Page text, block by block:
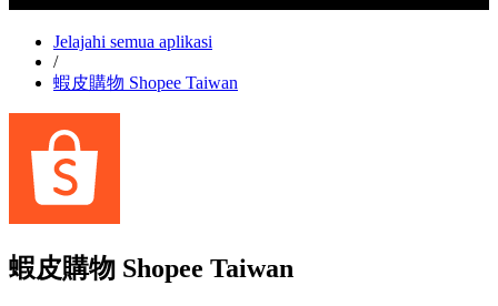
Jelajahi semua aplikasi
/
蝦皮購物 Shopee Taiwan
蝦皮購物 Shopee Taiwan